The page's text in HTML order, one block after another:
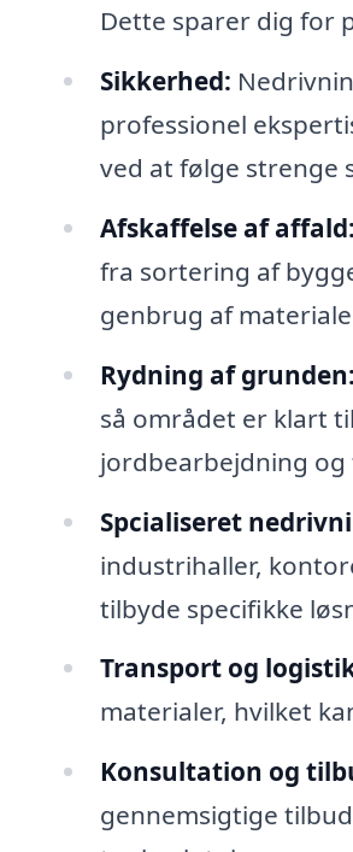
Dette sparer dig for
Sikkerhed:
professionel
ved at følge strenge
Afskaffelse af affald:
fra sortering af
genbrug af
Rydning af grunden:
så området er klart
jordbearbejdning og
Spcialiseret
industrihaller,
tilbyde specifikke
Transport og
materialer, hvilket
Konsultation og
gennemsigtige